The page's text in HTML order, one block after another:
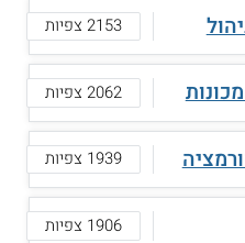
2153 צפיות
2062 צפיות
1939 צפיות
1906 צפיות